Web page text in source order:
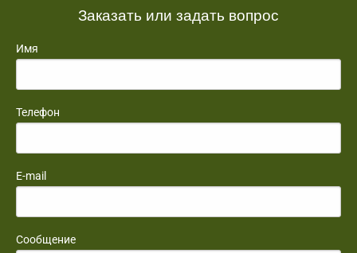
Заказать или задать вопрос
Имя
Телефон
E-mail
Сообщение